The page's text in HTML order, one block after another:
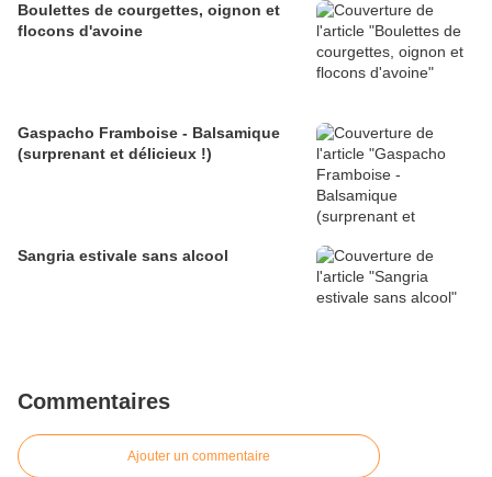
Boulettes de courgettes, oignon et
flocons d'avoine
Gaspacho Framboise - Balsamique
(surprenant et délicieux !)
Sangria estivale sans alcool
Commentaires
Ajouter un commentaire